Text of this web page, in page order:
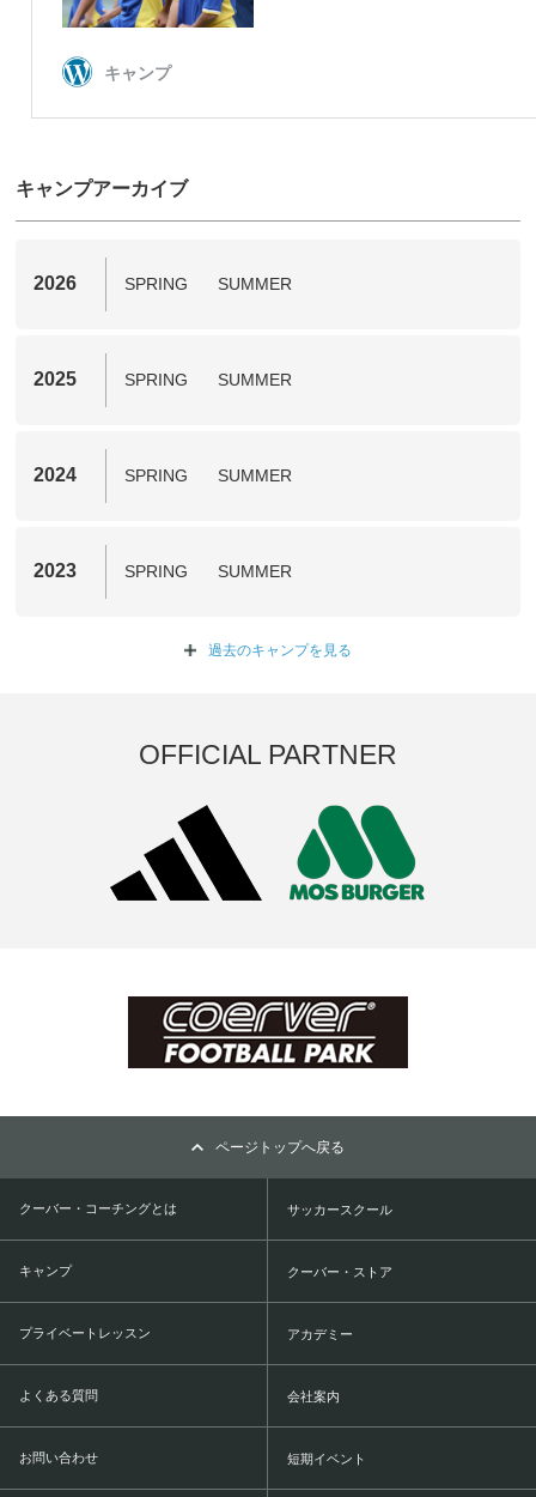
キャンプアーカイブ
2026 SPRING SUMMER
2025 SPRING SUMMER
2024 SPRING SUMMER
2023 SPRING SUMMER
過去のキャンプを 見る
OFFICIAL PARTNER
ページトップへ戻る
クーバー・コーチングとは サッカースクール
キャンプ クーバー・ストア
プライベートレッスン アカデミー
よくある質問 会社案内
お問い合わせ 短期イベント